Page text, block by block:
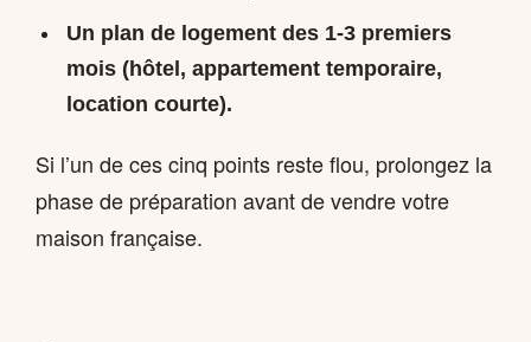
Un plan de logementdes 1-3 premiers
mois (hôtel, appartement temporaire,
location courte).
Si l’un de ces cinq points reste flou, prolongez la
phase de préparation avant de vendre votre
maison française.